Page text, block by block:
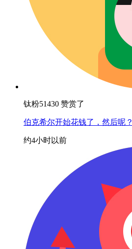
钛粉51430 赞赏了
伯克希尔开始花钱了，然后呢？
约4小时以前